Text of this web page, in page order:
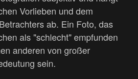
Vorlieben und dem
ab. Ein Foto, das
als "schlecht" empfunden
anderen von großer
sein.